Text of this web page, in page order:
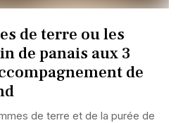
de terre ou les
de panais aux 3
de
de terre et de la purée de